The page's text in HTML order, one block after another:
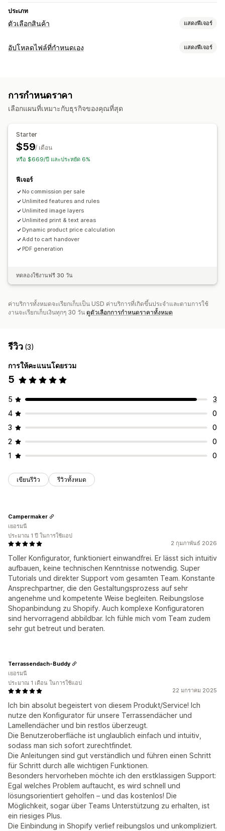
ประเภท
ตัวเลือกสินค้า แสดงฟีเจอร์
การปรับแต่ง
CSS ที่กำหนดเอง HTML ที่กำหนดเอง
นำเข้าและส่งออก การแสดงตัวแปร
การกำหนดราคา
การกำหนดราคาจำนวนมาก
การกำหนดราคาแบบกำหนดเอง
ค่าบริการการตั้งค่า
การเติมเงินแบบพรีเมียม
สินค้าคงคลัง
ความพร้อมของสต็อกสินค้า การอัปเดตด้วยตนเอง
อัปโหลดไฟล์ที่กำหนดเอง แสดงฟีเจอร์
การจัดการไฟล์
เพิ่มข้อความ แบบอักษรที่กำหนดเอง
การกำหนดราคา
เลือกแผนที่เหมาะกับธุรกิจของคุณที่สุด
Starter
$59/ เดือน
หรือ $669/ปี และประหยัด 6%
ฟีเจอร์
No commission per sale
Unlimited features and rules
Unlimited image layers
Unlimited print & text areas
Dynamic product price calculation
Add to cart handover
PDF generation
ทดลองใช้งานฟรี 30 วัน
ค่าบริการทั้งหมดจะเรียกเก็บเป็น USD ค่าบริการที่เกิดขึ้นประจำและตามการใช้
งานจะเรียกเก็บเงินทุกๆ 30 วัน ดูตัวเลือกการกำหนดราคาทั้งหมด
รีวิว (3)
การให้คะแนนโดยรวม
5
5
3
4
0
3
0
2
0
1
0
เขียนรีวิว รีวิวทั้งหมด
2 กุมภาพันธ์ 2026
Toller Konfigurator, funktioniert einwandfrei. Er lässt sich intuitiv
aufbauen, keine technischen Kenntnisse notwendig. Super
Tutorials und direkter Support vom gesamten Team. Konstante
Ansprechpartner, die den Gestaltungsprozess auf sehr
angenehme und kompetente Weise begleiten. Reibungslose
Shopanbindung zu Shopify. Auch komplexe Konfiguratoren
sind hervorragend abbildbar. Ich fühle mich vom Team zudem
sehr gut betreut und beraten.
Campermaker
เยอรมนี
ประมาณ 1 ปี ในการใช้แอป
22 มกราคม 2025
Ich bin absolut begeistert von diesem Produkt/Service! Ich
nutze den Konfigurator für unsere Terrassendächer und
Lamellendächer und bin restlos überzeugt.
Die Benutzeroberfläche ist unglaublich einfach und intuitiv,
sodass man sich sofort zurechtfindet.
Die Anleitungen sind gut verständlich und führen einen Schritt
für Schritt durch alle wichtigen Funktionen.
Besonders hervorheben möchte ich den erstklassigen Support:
Egal welches Problem auftaucht, es wird schnell und
lösungsorientiert geholfen – und das kostenlos! Die
Möglichkeit, sogar über Teams Unterstützung zu erhalten, ist
ein riesiges Plus.
Die Einbindung in Shopify verlief reibungslos und unkompliziert.
Terrassendach-Buddy
เยอรมนี
ประมาณ 1 เดือน ในการใช้แอป